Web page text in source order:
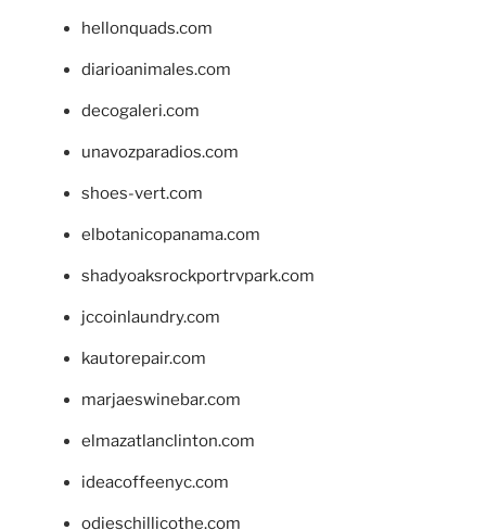
hellonquads.com
diarioanimales.com
decogaleri.com
unavozparadios.com
shoes-vert.com
elbotanicopanama.com
shadyoaksrockportrvpark.com
jccoinlaundry.com
kautorepair.com
marjaeswinebar.com
elmazatlanclinton.com
ideacoffeenyc.com
odieschillicothe.com